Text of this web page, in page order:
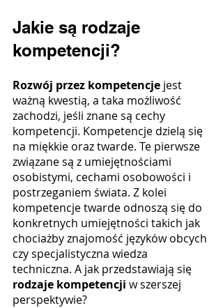
Jakie są rodzaje
kompetencji?
Rozwój przez kompetencje jest
ważną kwestią, a taka możliwość
zachodzi, jeśli znane są cechy
kompetencji. Kompetencje dzielą się
na miękkie oraz twarde. Te pierwsze
związane są z umiejętnościami
osobistymi, cechami osobowości i
postrzeganiem świata. Z kolei
kompetencje twarde odnoszą się do
konkretnych umiejętności takich jak
chociażby znajomość języków obcych
czy specjalistyczna wiedza
techniczna. A jak przedstawiają się
rodzaje kompetencji w szerszej
perspektywie?